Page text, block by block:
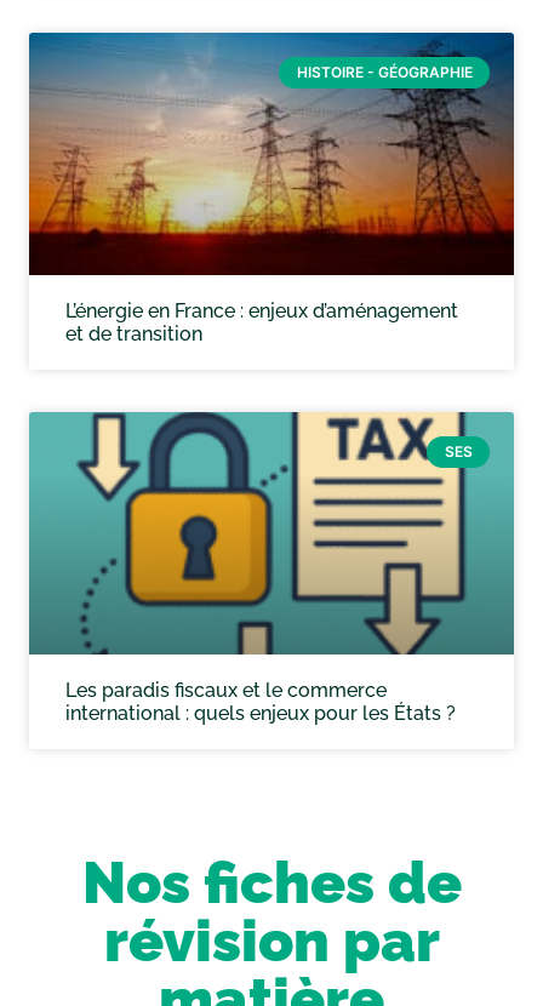
HISTOIRE - GÉOGRAPHIE
L’énergie en France : enjeux d’aménagement
et de transition
SES
Les paradis fiscaux et le commerce
international : quels enjeux pour les États ?
Nos fiches de
révision par